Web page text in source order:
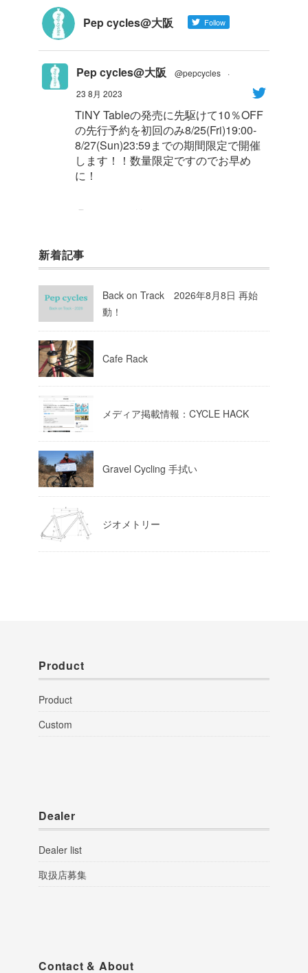
Pep cycles@大阪 Follow
Pep cycles@大阪 @pepcycles
·
23 8月 2023
TiNY Tableの発売に先駆けて10％OFF
の先行予約を初回のみ8/25(Fri)19:00-
8/27(Sun)23:59までの期間限定で開催
します！！数量限定ですのでお早め
に！
Pep cycles@大阪
今週はお知らせがいっぱいあるのでチ
ェックしてて下さいね！
新着記事
Back on Track 2026年8月8日 再始
動！
Cafe Rack
メディア掲載情報：CYCLE HACK
Gravel Cycling 手拭い
ジオメトリー
Product
Product
Custom
Dealer
Dealer list
取扱店募集
Contact & About